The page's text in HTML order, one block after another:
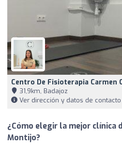
Centro De Fisioterapia Carmen
31,9km, Badajoz
Ver dirección y datos de contacto
¿Cómo elegir la mejor clínica
Montijo?